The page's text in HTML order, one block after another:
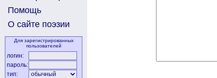
Помощь
О сайте поэзии
Для зарегистрированных
пользователей
логин:
пароль:
тип: